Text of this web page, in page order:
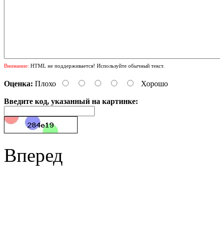
Внимание: HTML не поддерживается! Используйте обычный текст.
Оценка: Плохо Хорошо
Введите код, указанный на картинке:
Вперед